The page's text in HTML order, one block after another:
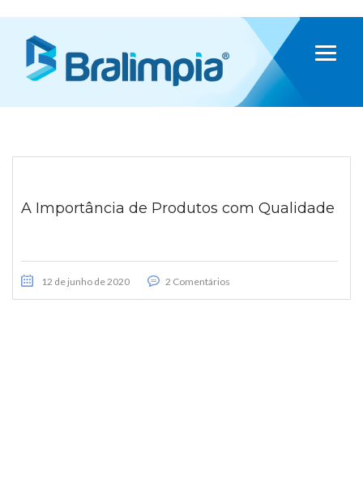
A Importância de Produtos com Qualidade
12 de junho de 2020 2 Comentários